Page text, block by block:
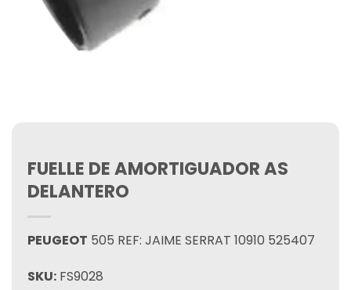
FUELLE DE AMORTIGUADOR AS
DELANTERO
PEUGEOT 505 REF: JAIME SERRAT 10910 525407
SKU: FS9028